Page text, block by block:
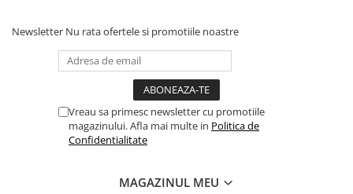
Newsletter Nu rata ofertele si promotiile noastre
Vreau sa primesc newsletter cu promotiile
magazinului. Afla mai multe in Politica de
Confidentialitate
MAGAZINUL MEU